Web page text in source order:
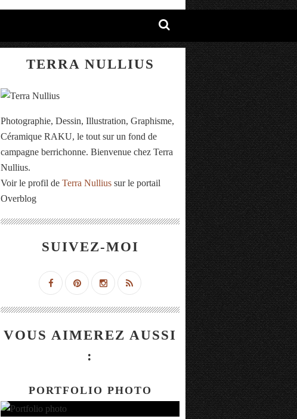
TERRA NULLIUS
Photographie, Dessin, Illustration, Graphisme,
Céramique RAKU, le tout sur un fond de
campagne berrichonne. Bienvenue chez Terra
Nullius.
Voir le profil de Terra Nullius sur le portail
Overblog
SUIVEZ-MOI
VOUS AIMEREZ AUSSI
:
PORTFOLIO PHOTO